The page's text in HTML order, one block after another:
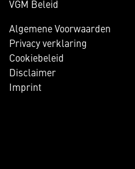
VGM Beleid
Algemene Voorwaarden
Privacy verklaring
Cookiebeleid
Disclaimer
Imprint